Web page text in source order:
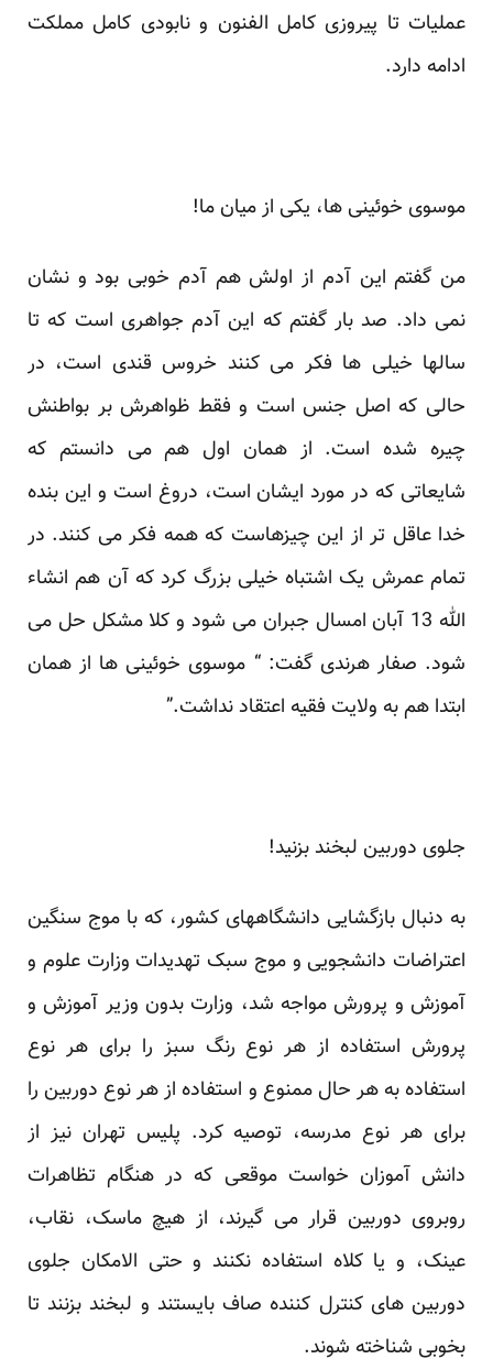
عملیات تا پیروزی کامل الفنون و نابودی کامل مملکت
ادامه دارد.
موسوی خوئینی ها، یکی از میان ما!
من گفتم این آدم از اولش هم آدم خوبی بود و نشان
نمی داد. صد بار گفتم که این آدم جواهری است که تا
سالها خیلی ها فکر می کنند خروس قندی است، در
حالی که اصل جنس است و فقط ظواهرش بر بواطنش
چیره شده است. از همان اول هم می دانستم که
شایعاتی که در مورد ایشان است، دروغ است و این بنده
خدا عاقل تر از این چیزهاست که همه فکر می کنند. در
تمام عمرش یک اشتباه خیلی بزرگ کرد که آن هم انشاء
الله 13 آبان امسال جبران می شود و کلا مشکل حل می
شود. صفار هرندی گفت: “ موسوی خوئینی ها از همان
ابتدا هم به ولایت فقیه اعتقاد نداشت.”
جلوی دوربین لبخند بزنید!
به دنبال بازگشایی دانشگاههای کشور، که با موج سنگین
اعتراضات دانشجویی و موج سبک تهدیدات وزارت علوم و
آموزش و پرورش مواجه شد، وزارت بدون وزیر آموزش و
پرورش استفاده از هر نوع رنگ سبز را برای هر نوع
استفاده به هر حال ممنوع و استفاده از هر نوع دوربین را
برای هر نوع مدرسه، توصیه کرد. پلیس تهران نیز از
دانش آموزان خواست موقعی که در هنگام تظاهرات
روبروی دوربین قرار می گیرند، از هیچ ماسک، نقاب،
عینک، و یا کلاه استفاده نکنند و حتی الامکان جلوی
دوربین های کنترل کننده صاف بایستند و لبخند بزنند تا
بخوبی شناخته شوند.